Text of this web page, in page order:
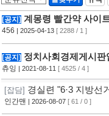
[공지] 계몽령 빨간약 사이
456 | 2025-04-13 [ 2288 / 1 ]
[공지] 정치사회경제게시판
츄잉 | 2021-08-11 [ 4525 / 4 ]
[잡담] 경실련 "6·3 지방선
자"
인간맨 | 2026-08-07 [ 61 / 0 ]